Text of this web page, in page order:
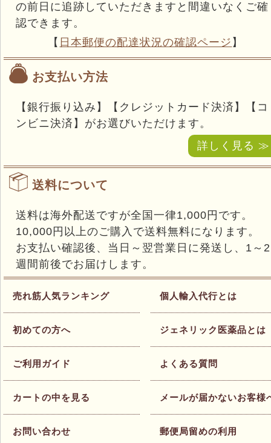
の前日に追跡していただきますと間違いなくご確
認できます。
【 日本郵便の配達状況の確認ページ 】
お支払い方法
【銀行振り込み】【クレジットカード決済】【コ
ンビニ決済】がお選びいただけます。
詳しく見る ≫
送料について
送料は海外配送ですが全国一律1,000円です。
10,000円以上のご購入で送料無料になります。
お支払い確認後、当日～翌営業日に発送し、1～2
週間前後でお届けします。
売れ筋人気ランキング
初めての方へ
ご利用ガイド
カートの中を見る
お問い合わせ
個人輸入代行とは
ジェネリック医薬品とは
よくある質問
メールが届かないお客様
郵便局留めの利用